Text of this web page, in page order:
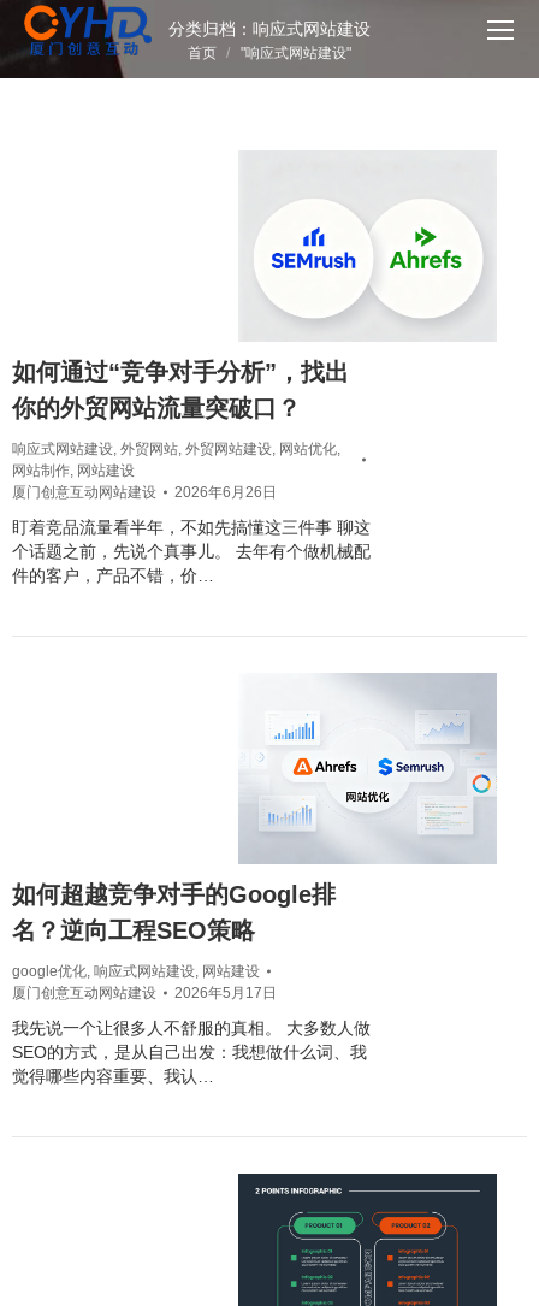
分类归档： 响应式网站建设
您在这里：
首页 "响应式网站建设"
如何通过“竞争对手分析”，找出
你的外贸网站流量突破口？
响应式网站建设, 外贸网站, 外贸网站建设, 网站优化,
网站制作, 网站建设
厦门创意互动网站建设
2026年6月26日
盯着竞品流量看半年，不如先搞懂这三件事 聊这
个话题之前，先说个真事儿。 去年有个做机械配
件的客户，产品不错，价…
如何超越竞争对手的Google排
名？逆向工程SEO策略
google优化, 响应式网站建设, 网站建设
厦门创意互动网站建设
2026年5月17日
我先说一个让很多人不舒服的真相。 大多数人做
SEO的方式，是从自己出发：我想做什么词、我
觉得哪些内容重要、我认…